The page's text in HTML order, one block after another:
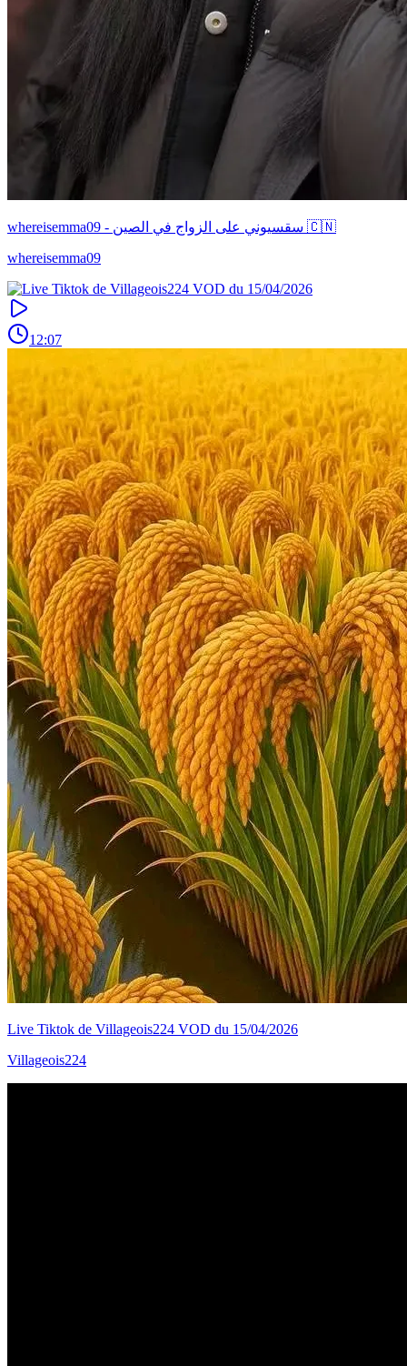
whereisemma09 - سقسيوني على الزواج في الصين 🇨🇳
whereisemma09
12:07
Live Tiktok de Villageois224 VOD du 15/04/2026
Villageois224